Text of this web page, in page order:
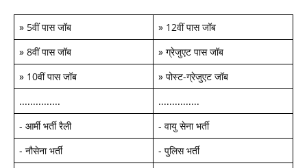
» 5वीं पास जॉब » 12वीं पास जॉब
» 8वीं पास जॉब » ग्रेजुएट पास जॉब
» 10वीं पास जॉब » पोस्ट-ग्रेजुएट जॉब
...............
...............
- आर्मी भर्ती रैली - वायु सेना भर्ती
- नौसेना भर्ती - पुलिस भर्ती